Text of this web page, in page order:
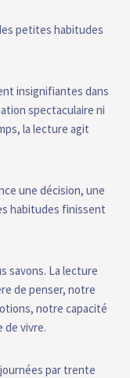
petites habitudes
insignifiantes dans
spectaculaire ni
la lecture agit
une décision, une
habitudes finissent
savons. La lecture
de penser, notre
notre capacité
de vivre.
par trente